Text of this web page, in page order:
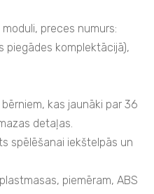
preces numurs:
piegādes komplektācijā),
bērniem, kas jaunāki par 36
detaļas.
spēlēšanai iekštelpās un
piemēram, ABS